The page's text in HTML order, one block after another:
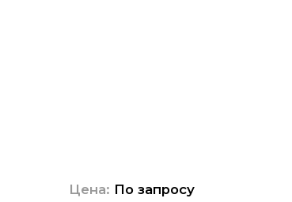
Цена: По запросу